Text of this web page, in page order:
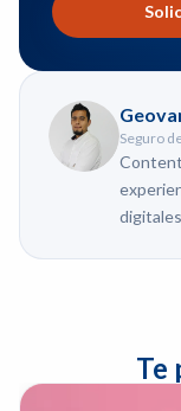
Seguro
Content
Te